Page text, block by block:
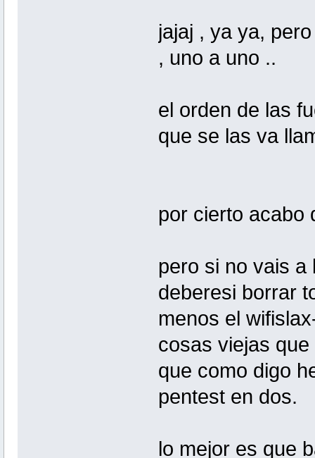
jajaj , ya ya,
, uno a uno ..
el orden de las
que se las va
por cierto acabo
pero si no vais
deberesi borrar
menos el
cosas viejas
que como digo
pentest en dos.
lo mejor es que